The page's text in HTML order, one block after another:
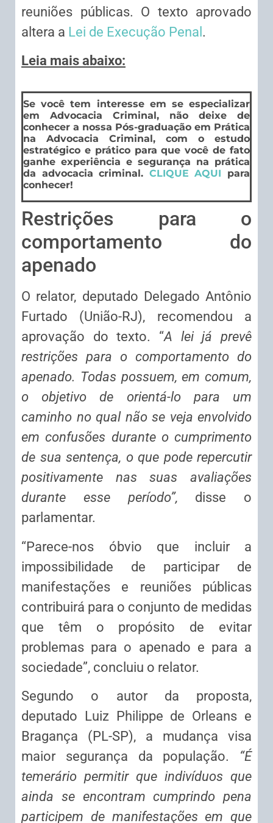
reuniões públicas. O texto aprovado
altera a Lei de Execução Penal .
Leia mais abaixo:
Se você tem interesse em se especializar
em Advocacia Criminal, não deixe de
conhecer a nossa Pós-graduação em Prática
na Advocacia Criminal, com o estudo
estratégico e prático para que você de fato
ganhe experiência e segurança na prática
da advocacia criminal. CLIQUE AQUI para
conhecer!
Restrições para o
comportamento do
apenado
O relator, deputado Delegado Antônio
Furtado (União-RJ), recomendou a
aprovação do texto. “A lei já prevê
restrições para o comportamento do
apenado. Todas possuem, em comum,
o objetivo de orientá-lo para um
caminho no qual não se veja envolvido
em confusões durante o cumprimento
de sua sentença, o que pode repercutir
positivamente nas suas avaliações
durante esse período”, disse o
parlamentar.
“Parece-nos óbvio que incluir a
impossibilidade de participar de
manifestações e reuniões públicas
contribuirá para o conjunto de medidas
que têm o propósito de evitar
problemas para o apenado e para a
sociedade”, concluiu o relator.
Segundo o autor da proposta,
deputado Luiz Philippe de Orleans e
Bragança (PL-SP), a mudança visa
maior segurança da população. “É
temerário permitir que indivíduos que
ainda se encontram cumprindo pena
participem de manifestações em que